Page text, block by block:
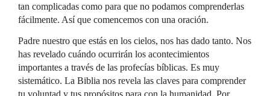
tan complicadas como para que no podamos comprenderlas
fácilmente. Así que comencemos con una oración.
Padre nuestro que estás en los cielos, nos has dado tanto. Nos
has revelado cuándo ocurrirán los acontecimientos
importantes a través de las profecías bíblicas. Es muy
sistemático. La Biblia nos revela las claves para comprender
tu voluntad y tus propósitos para con la humanidad. Por